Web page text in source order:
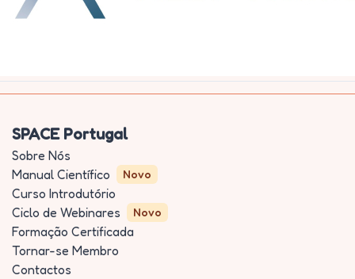
SPACE Portugal
Sobre Nós
Manual Científico
Novo
Curso Introdutório
Ciclo de Webinares
Novo
Formação Certificada
Tornar-se Membro
Contactos